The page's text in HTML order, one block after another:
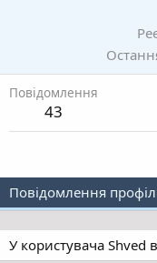
Повідомлення
43
Повідомлення
У користувача Shved